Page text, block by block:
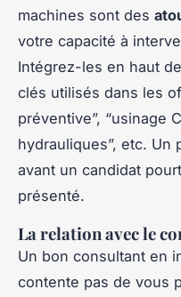
machines sont des
votre capacité à
Intégrez-les en haut
clés utilisés dans les
préventive”, “usinage
hydrauliques”, etc. Un
avant un candidat
présenté.
La relation avec le
Un bon consultant en
contente pas de vous